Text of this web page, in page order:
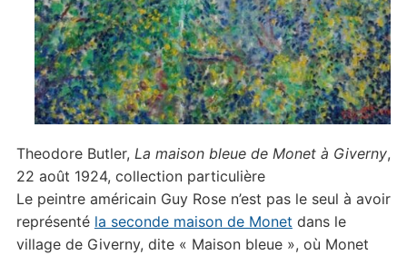
Theodore Butler, La maison bleue de Monet à Giverny,
22 août 1924, collection particulière
Le peintre américain Guy Rose n’est pas le seul à avoir
représenté la seconde maison de Monet dans le
village de Giverny, dite « Maison bleue », où Monet